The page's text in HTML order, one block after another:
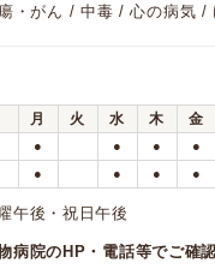
・がん / 中毒 / 心の病気 /
月 火 水 木 金
● ● ● ●
● ● ● ●
午後・祝日午後
病院のHP・電話等でご確認